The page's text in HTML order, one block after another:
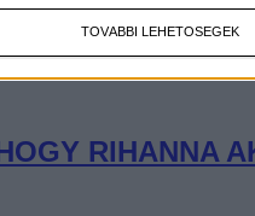
TOVÁBBI LEHETŐSÉGEK
RIHANNA